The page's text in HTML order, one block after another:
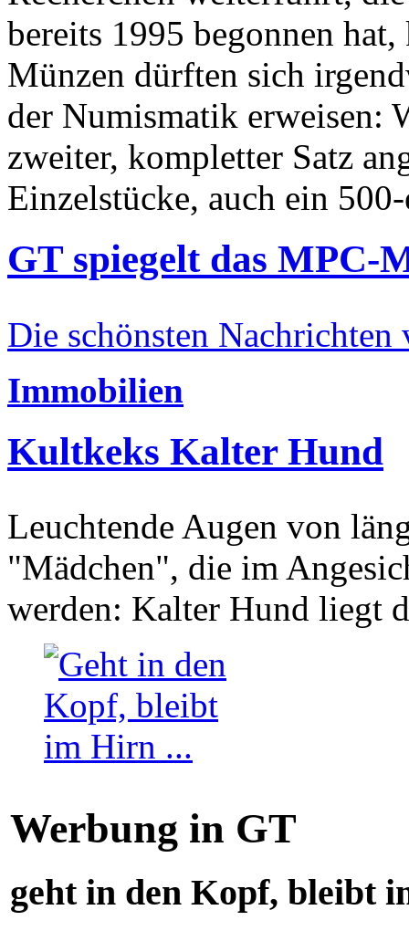
bereits 1995 begonnen
Münzen dürften sich
der Numismatik erweisen:
zweiter, kompletter Satz
Einzelstücke, auch ein
GT spiegelt das MPC-
Die schönsten Nachrichten
Immobilien
Kultkeks Kalter Hund
Leuchtende Augen von
"Mädchen", die im
werden: Kalter Hund liegt
Werbung in GT
geht in den Kopf, bleibt